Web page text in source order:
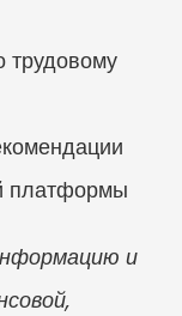
трудовому
платформы
и